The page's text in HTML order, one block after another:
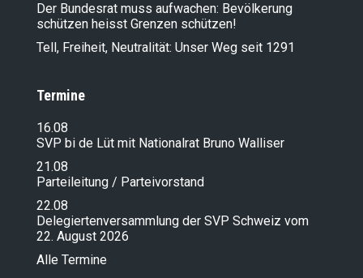
Der Bundesrat muss aufwachen: Bevölkerung
schützen heisst Grenzen schützen!
Tell, Freiheit, Neutralität: Unser Weg seit 1291
Termine
16.08
SVP bi de Lüt mit Nationalrat Bruno Walliser
21.08
Parteileitung / Parteivorstand
22.08
Delegiertenversammlung der SVP Schweiz vom
22. August 2026
Alle Termine